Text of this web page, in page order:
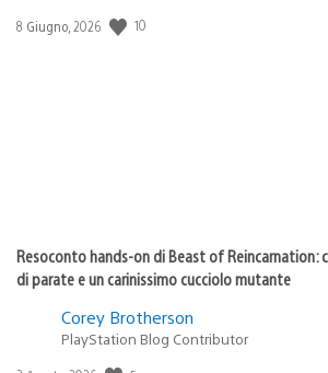
Data
8 Giugno, 2026 10
Resoconto hands-on di Beast of
di parate e un carinissimo cucciolo mutante
Corey Brotherson
PlayStation Blog Contributor